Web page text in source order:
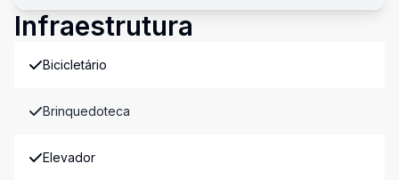
Infraestrutura
Bicicletário
Brinquedoteca
Elevador